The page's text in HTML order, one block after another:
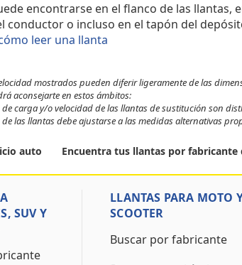
encontrarse en el flanco de las
conductor o incluso en el tapón del
leer una llanta
mostrados pueden diferir ligeramente de las
aconsejarte en estos ámbitos:
carga y/o velocidad de las llantas de sustitución son
las llantas debe ajustarse a las medidas alternativas
auto Encuentra tus llantas por
SUV Y
LLANTAS PARA MOTO
SCOOTER
Buscar por fabricante